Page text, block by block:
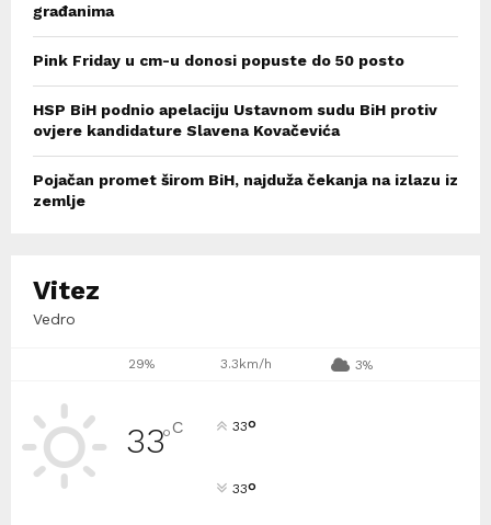
građanima
Pink Friday u cm-u donosi popuste do 50 posto
HSP BiH podnio apelaciju Ustavnom sudu BiH protiv
ovjere kandidature Slavena Kovačevića
Pojačan promet širom BiH, najduža čekanja na izlazu iz
zemlje
Vitez
Vedro
29% 3.3km/h 3%
33°C 33°
33°